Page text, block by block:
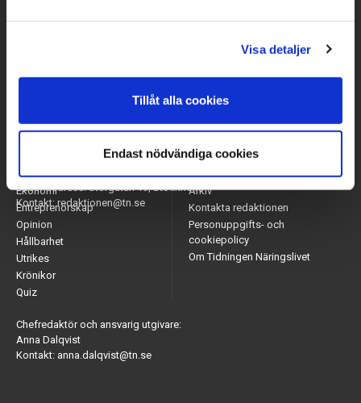
Visa detaljer
Tillåt alla cookies
Endast nödvändiga cookies
Adress: Tidningen Näringslivet, 114 82 Stockholm
Besöksadress: Storgatan 19, Stockholm
Kontakt: redaktionen@tn.se
Näringsliv
Ekonomi
Entreprenörskap
Opinion
Hållbarhet
Utrikes
Krönikor
Quiz
Appar
Nyhetsbrev
Arkiv
Kontakta redaktionen
Personuppgifts- och
cookiepolicy
Om Tidningen Näringslivet
Chefredaktör och ansvarig utgivare:
Anna Dalqvist
Kontakt: anna.dalqvist@tn.se